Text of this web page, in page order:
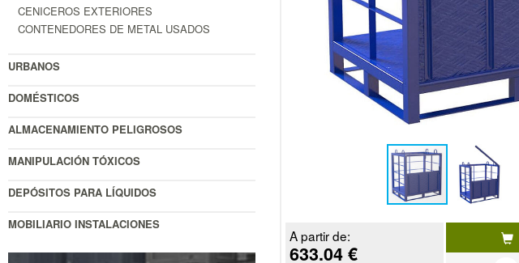
CENICEROS EXTERIORES
CONTENEDORES DE METAL USADOS
URBANOS
DOMÉSTICOS
ALMACENAMIENTO PELIGROSOS
MANIPULACIÓN TÓXICOS
DEPÓSITOS PARA LÍQUIDOS
MOBILIARIO INSTALACIONES
A partir de:
633.04 €